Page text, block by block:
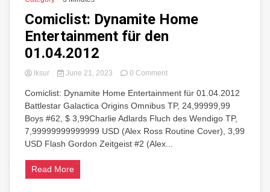
Comiclist: Dynamite Home
Entertainment für den
01.04.2012
lksur June 21, 2023 0 Commenton
Dynamite
Home
Entertainment
für
01.04.2012
Comiclist: Dynamite Home Entertainment für 01.04.2012
Battlestar Galactica Origins Omnibus TP, 24,99999,99
Boys #62, $ 3,99Charlie Adlards Fluch des Wendigo TP,
7,99999999999999 USD (Alex Ross Routine Cover), 3,99
USD Flash Gordon Zeitgeist #2 (Alex...
Read More